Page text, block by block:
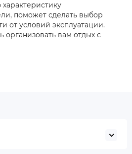
поможет сделать выбор
от условий эксплуатации.
вам отдых с